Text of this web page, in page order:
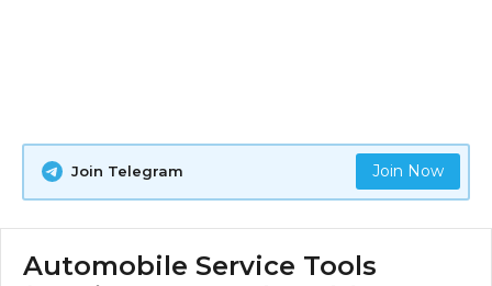
Join Telegram Join Now
Automobile Service Tools